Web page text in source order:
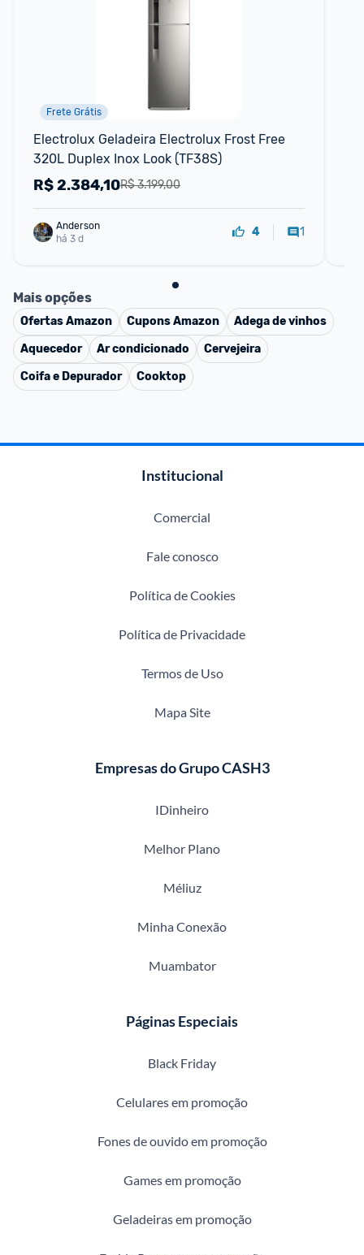
Frete Grátis
Electrolux Geladeira Electrolux Frost Free
320L Duplex Inox Look (TF38S)
R$ 3.199,00
R$2.384,10
Anderson
há 3 d
4 1
Mais opções
OfertasAmazon CuponsAmazon
Adega de vinhos
Aquecedor
Ar condicionado
Cervejeira
Coifa e Depurador
Cooktop
Institucional
Comercial
Fale conosco
Política de Cookies
Política de Privacidade
Termos de Uso
Mapa Site
Empresas do Grupo CASH3
IDinheiro
Melhor Plano
Méliuz
Minha Conexão
Muambator
Páginas Especiais
Black Friday
Celulares em promoção
Fones de ouvido em promoção
Games em promoção
Geladeiras em promoção